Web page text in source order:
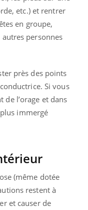
etc.) et rentrer
en groupe,
autres personnes
près des points
Si vous
de l’orage et dans
immergé
(même dotée
restent à
et causer de